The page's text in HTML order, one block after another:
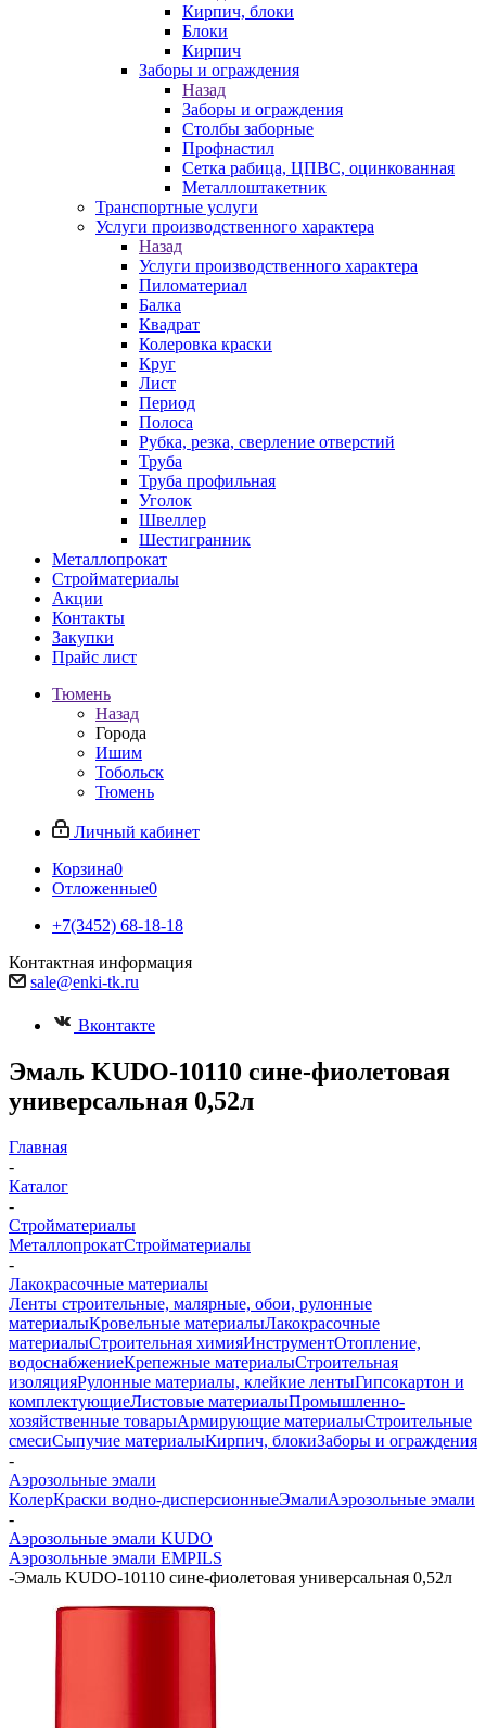
Кирпич, блоки
Блоки
Кирпич
Заборы и ограждения
Назад
Заборы и ограждения
Столбы заборные
Профнастил
Сетка рабица, ЦПВС, оцинкованная
Металлоштакетник
Транспортные услуги
Услуги производственного характера
Назад
Услуги производственного характера
Пиломатериал
Балка
Квадрат
Колеровка краски
Круг
Лист
Период
Полоса
Рубка, резка, сверление отверстий
Труба
Труба профильная
Уголок
Швеллер
Шестигранник
Металлопрокат
Стройматериалы
Акции
Контакты
Закупки
Прайс лист
Тюмень
Назад
Города
Ишим
Тобольск
Тюмень
Личный кабинет
Корзина0
Отложенные0
+7(3452) 68-18-18
Контактная информация
sale@enki-tk.ru
Вконтакте
Эмаль KUDO-10110 сине-фиолетовая
универсальная 0,52л
Главная
-
Каталог
-
Стройматериалы
МеталлопрокатСтройматериалы
-
Лакокрасочные материалы
Ленты строительные, малярные, обои, рулонные
материалыКровельные материалыЛакокрасочные
материалыСтроительная химияИнструментОтопление,
водоснабжениеКрепежные материалыСтроительная
изоляцияРулонные материалы, клейкие лентыГипсокартон и
комплектующиеЛистовые материалыПромышленно-
хозяйственные товарыАрмирующие материалыСтроительные
смесиСыпучие материалыКирпич, блокиЗаборы и ограждения
-
Аэрозольные эмали
КолерКраски водно-дисперсионныеЭмалиАэрозольные эмали
-
Аэрозольные эмали KUDO
Аэрозольные эмали EMPILS
-Эмаль KUDO-10110 сине-фиолетовая универсальная 0,52л